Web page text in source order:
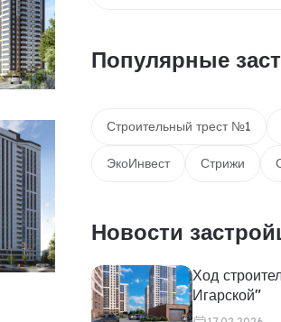
Популярные
Строительный трест №1
ЭкоИнвест Стрижи
Новости
Ход
Игарской"